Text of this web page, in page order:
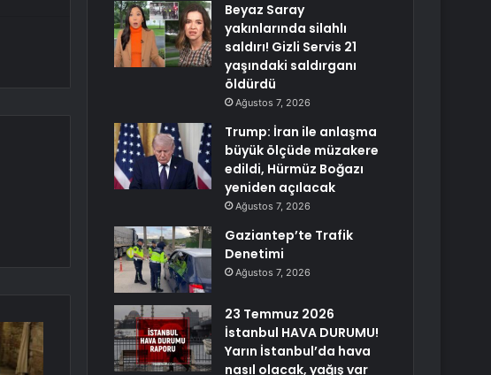
Beyaz Saray
yakınlarında silahlı
saldırı! Gizli Servis 21
yaşındaki saldırganı
öldürdü
Ağustos 7, 2026
Trump: İran ile anlaşma
büyük ölçüde müzakere
edildi, Hürmüz Boğazı
yeniden açılacak
Ağustos 7, 2026
Gaziantep’te Trafik
Denetimi
Ağustos 7, 2026
23 Temmuz 2026
İstanbul HAVA DURUMU!
Yarın İstanbul’da hava
nasıl olacak, yağış var